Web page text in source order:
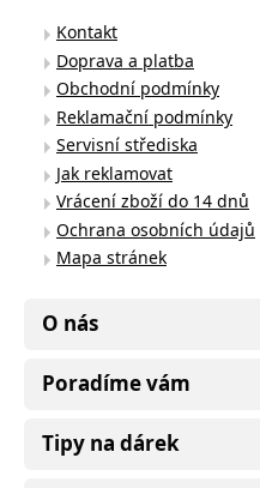
Kontakt
Doprava a platba
Obchodní podmínky
Reklamační podmínky
Servisní střediska
Jak reklamovat
Vrácení zboží do 14 dnů
Ochrana osobních údajů
Mapa stránek
O nás
Poradíme vám
Tipy na dárek